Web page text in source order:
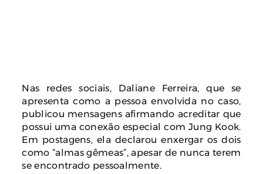
Nas redes sociais, Daliane Ferreira, que se
apresenta como a pessoa envolvida no caso,
publicou mensagens afirmando acreditar que
possui uma conexão especial com Jung Kook.
Em postagens, ela declarou enxergar os dois
como “almas gêmeas”, apesar de nunca terem
se encontrado pessoalmente.